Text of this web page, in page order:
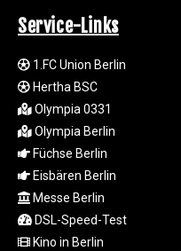
Service-Links
1.FC Union Berlin
Hertha BSC
Olympia 0331
Olympia Berlin
Füchse Berlin
Eisbären Berlin
Messe Berlin
DSL-Speed-Test
Kino in Berlin